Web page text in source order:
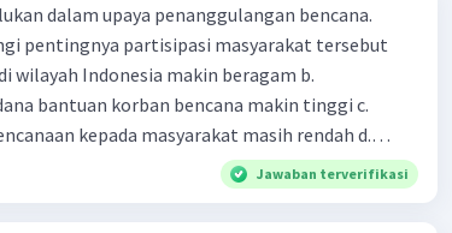
dalam upaya penanggulangan bencana.
pentingnya partisipasi masyarakat tersebut
wilayah Indonesia makin beragam b.
bantuan korban bencana makin tinggi c.
kepada masyarakat masih rendah d.
yang langsung berhadapan dengan bencana e.
masyarakat mampu mengatasi bencana
Jawaban terverifikasi